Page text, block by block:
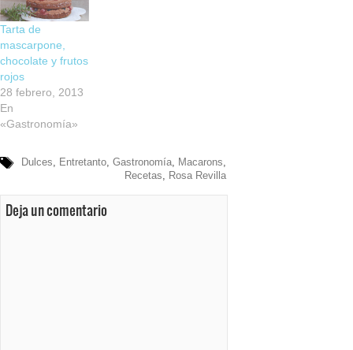
Tarta de
mascarpone,
chocolate y frutos
rojos
28 febrero, 2013
En
«Gastronomía»
Dulces Entretanto, Gastronomía, Macarons
Recetas
Rosa Revilla
Deja un comentario